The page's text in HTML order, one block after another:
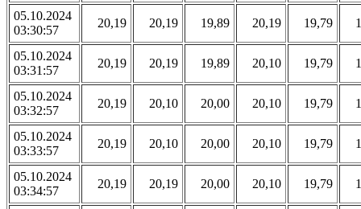
05.10.2024
03:30:57
20,19 20,19 19,89 20,19 19,79
05.10.2024
03:31:57
20,19 20,19 19,89 20,10 19,79
05.10.2024
03:32:57
20,19 20,10 20,00 20,10 19,79
05.10.2024
03:33:57
20,19 20,10 20,00 20,10 19,79
05.10.2024
03:34:57
20,19 20,19 20,00 20,10 19,79